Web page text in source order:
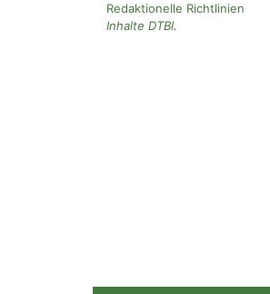
Redaktionelle Richtlinien
Inhalte DTBl.